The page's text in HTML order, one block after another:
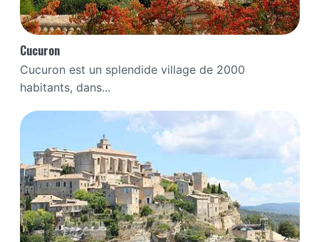
Cucuron
Cucuron est un splendide village de 2000
habitants, dans...